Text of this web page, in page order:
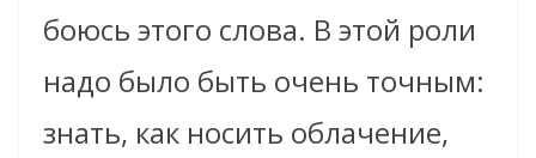
боюсь этого слова. В этой роли
надо было быть очень точным:
знать, как носить облачение,